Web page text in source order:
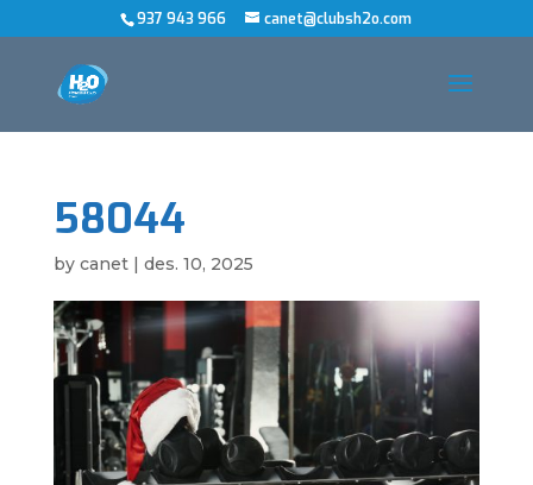
937 943 966 canet@clubsh2o.com
58044
by canet| des. 10, 2025